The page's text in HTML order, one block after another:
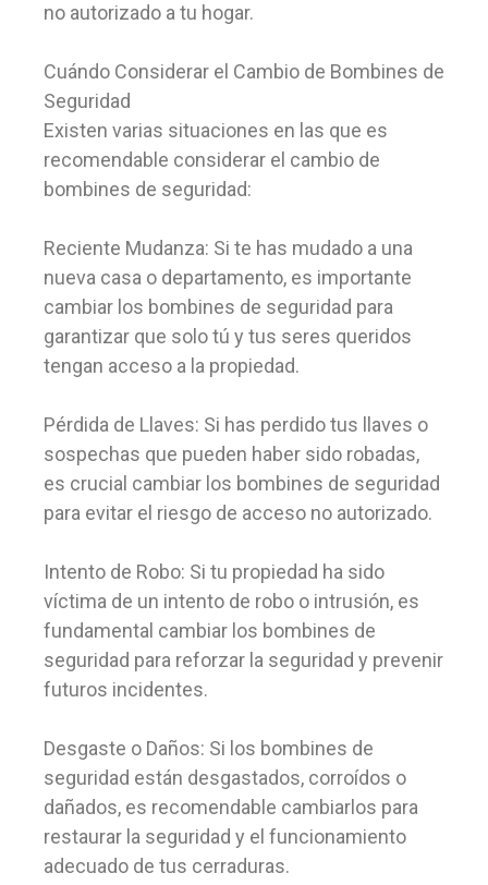
no autorizado a tu hogar.
Cuándo Considerar el Cambio de Bombines de
Seguridad
Existen varias situaciones en las que es
recomendable considerar el cambio de
bombines de seguridad:
Reciente Mudanza: Si te has mudado a una
nueva casa o departamento, es importante
cambiar los bombines de seguridad para
garantizar que solo tú y tus seres queridos
tengan acceso a la propiedad.
Pérdida de Llaves: Si has perdido tus llaves o
sospechas que pueden haber sido robadas,
es crucial cambiar los bombines de seguridad
para evitar el riesgo de acceso no autorizado.
Intento de Robo: Si tu propiedad ha sido
víctima de un intento de robo o intrusión, es
fundamental cambiar los bombines de
seguridad para reforzar la seguridad y prevenir
futuros incidentes.
Desgaste o Daños: Si los bombines de
seguridad están desgastados, corroídos o
dañados, es recomendable cambiarlos para
restaurar la seguridad y el funcionamiento
adecuado de tus cerraduras.